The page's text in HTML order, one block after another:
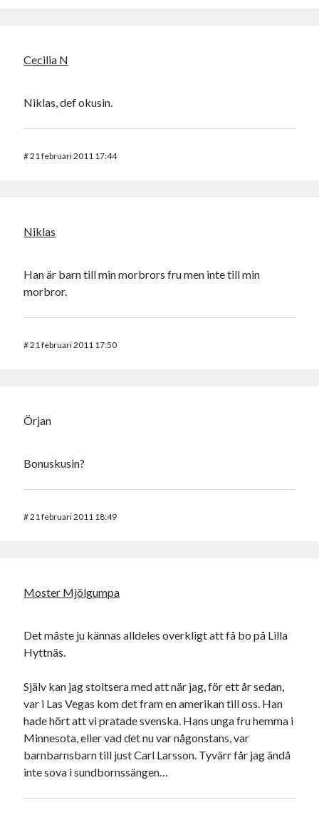
Cecilia N
Niklas, def okusin.
#21 februari 2011 17:44
Niklas
Han är barn till min morbrors fru men inte till min
morbror.
#21 februari 2011 17:50
Örjan
Bonuskusin?
#21 februari 2011 18:49
Moster Mjölgumpa
Det måste ju kännas alldeles overkligt att få bo på Lilla
Hyttnäs.
Själv kan jag stoltsera med att när jag, för ett år sedan,
var i Las Vegas kom det fram en amerikan till oss. Han
hade hört att vi pratade svenska. Hans unga fru hemma i
Minnesota, eller vad det nu var någonstans, var
barnbarnsbarn till just Carl Larsson. Tyvärr får jag ändå
inte sova i sundbornssängen…